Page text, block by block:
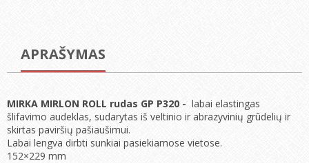
APRAŠYMAS
MIRKA MIRLON ROLL rudas GP P320 - labai elastingas
šlifavimo audeklas, sudarytas iš veltinio ir abrazyvinių grūdelių ir
skirtas paviršių pašiaušimui.
Labai lengva dirbti sunkiai pasiekiamose vietose.
152×229 mm